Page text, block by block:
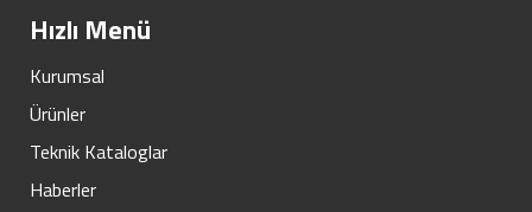
Hızlı Menü
Kurumsal
Ürünler
Teknik Kataloglar
Haberler